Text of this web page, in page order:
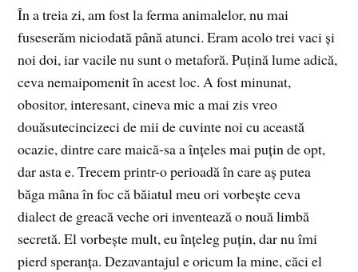
În a treia zi, am fost la ferma animalelor, nu mai
fuseserăm niciodată până atunci. Eram acolo trei vaci și
noi doi, iar vacile nu sunt o metaforă. Puțină lume adică,
ceva nemaipomenit în acest loc. A fost minunat,
obositor, interesant, cineva mic a mai zis vreo
douăsutecincizeci de mii de cuvinte noi cu această
ocazie, dintre care maică-sa a înțeles mai puțin de opt,
dar asta e. Trecem printr-o perioadă în care aș putea
băga mâna în foc că băiatul meu ori vorbește ceva
dialect de greacă veche ori inventează o nouă limbă
secretă. El vorbește mult, eu înțeleg puțin, dar nu îmi
pierd speranța. Dezavantajul e oricum la mine, căci el